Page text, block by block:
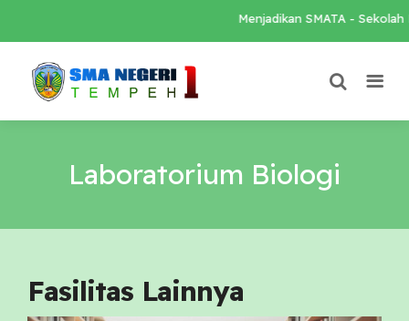
Menjadikan SMATA - Sekolah
Laboratorium Biologi
Fasilitas Lainnya